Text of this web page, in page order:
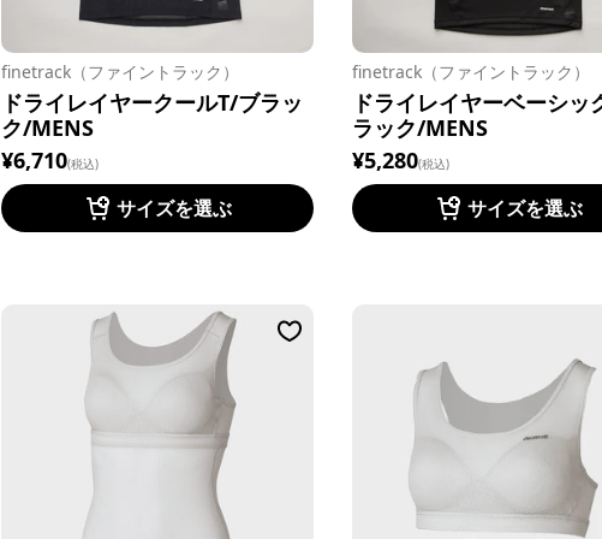
finetrack（ファイントラック）
ドライレイヤークールT/ブラッ
ク/MENS
¥6,710(税込)
サイズを選ぶ
finetrack（ファイントラック）
ドライレイヤーベーシッ
ラック/MENS
¥5,280(税込)
サイズを選ぶ